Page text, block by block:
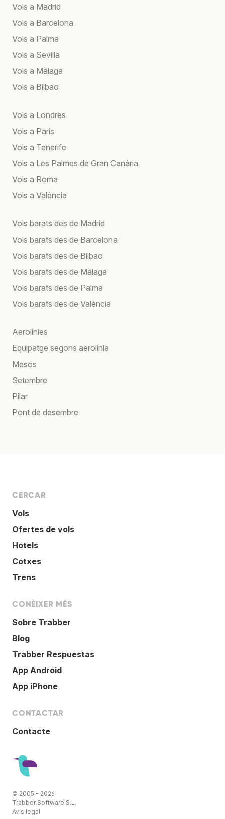
Vols a Madrid
Vols a Barcelona
Vols a Palma
Vols a Sevilla
Vols a Màlaga
Vols a Bilbao
Vols a Londres
Vols a París
Vols a Tenerife
Vols a Les Palmes de Gran Canària
Vols a Roma
Vols a València
Vols barats des de Madrid
Vols barats des de Barcelona
Vols barats des de Bilbao
Vols barats des de Màlaga
Vols barats des de Palma
Vols barats des de València
Aerolínies
Equipatge segons aerolínia
Mesos
Setembre
Pilar
Pont de desembre
CERCAR
Vols
Ofertes de vols
Hotels
Cotxes
Trens
CONÈIXER MÉS
Sobre Trabber
Blog
Trabber Respuestas
App Android
App iPhone
CONTACTAR
Contacte
© 2005 - 2026
Trabber Software S.L.
Avís legal